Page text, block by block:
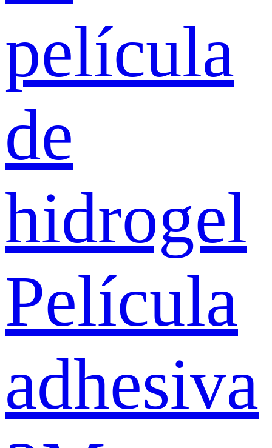
película
de
hidrogel
Película
adhesiva